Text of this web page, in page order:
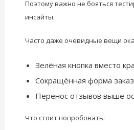
Поэтому важно не бояться
инсайты.
Часто даже очевидные вещи
Зелёная кнопка вместо
Сокращённая форма
Перенос отзывов выше
Что стоит попробовать: